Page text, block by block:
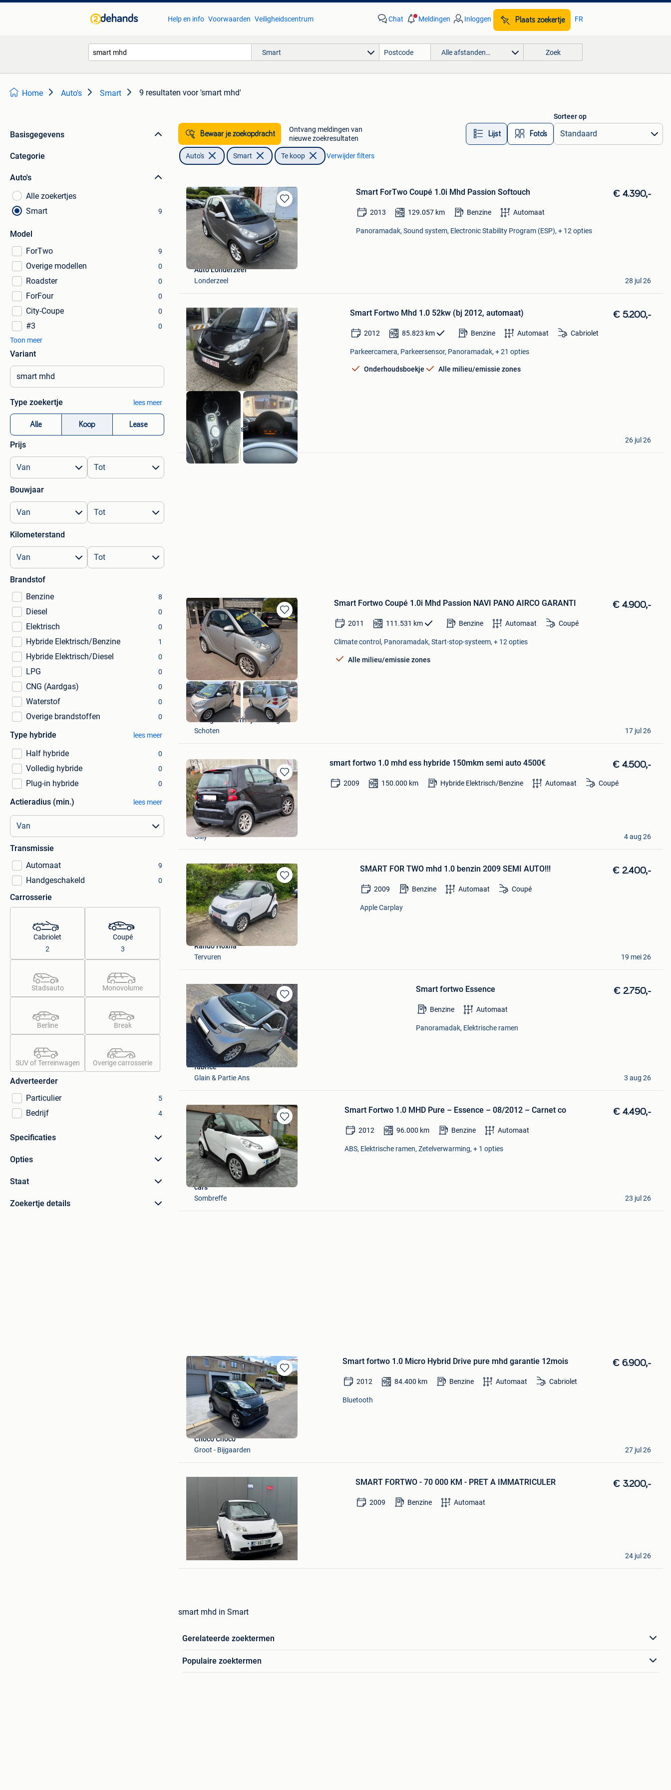
Help en info Voorwaarden Veiligheidscentrum Chat Meldingen Inloggen Plaats zoekertje FR
Smart Alle afstanden… Zoek
Home Auto's Smart 9 resultaten voor 'smart mhd'
Basisgegevens
Categorie
Auto's
Alle zoekertjes
Smart
9
Model
ForTwo
9
Overige modellen 0
Roadster 0
ForFour 0
City-Coupe 0
#3
0
Toon meer
Variant
Type zoekertje lees meer
Alle Koop Lease
Prijs
Bouwjaar
Kilometerstand
Brandstof
Benzine
8
Diesel 0
Elektrisch 0
Hybride Elektrisch/Benzine 1
Hybride Elektrisch/Diesel 0
LPG 0
CNG (Aardgas) 0
Waterstof 0
Overige brandstoffen 0
Type hybride lees meer
Half hybride 0
Volledig hybride 0
Plug-in hybride 0
Actieradius (min.) lees meer
Transmissie
Automaat
9
Handgeschakeld 0
Carrosserie
Cabriolet
2
Coupé
3
Stadsauto Monovolume
Berline Break
SUV of Terreinwagen Overige carrosserie
Adverteerder
Particulier
5
Bedrijf 4
Specificaties
Opties
Staat
Zoekertje details
Bewaar je zoekopdracht
Ontvang meldingen van
nieuwe zoekresultaten
Lijst Foto’s
Sorteer op
Auto's Smart Te koop Verwijder filters
Bewaren
in
Mijn
Favorieten
Smart ForTwo Coupé 1.0i Mhd Passion Softouch € 4.390,-
2013 129.057 km Benzine Automaat
Panoramadak, Sound system, Electronic Stability Program (ESP), + 12 opties
Auto Londerzeel
Londerzeel
28 jul 26
Mijn
Favorieten
Smart Fortwo Mhd 1.0 52kw (bj 2012, automaat) € 5.200,-
2012 85.823 km Benzine Automaat Cabriolet
Parkeercamera, Parkeersensor, Panoramadak, + 21 opties
Onderhoudsboekje Alle milieu/emissie zones
Oscars & Ras Motors
Asse
26 jul 26
Bewaren
in
Mijn
Favorieten
Smart Fortwo Coupé 1.0i Mhd Passion NAVI PANO AIRCO GARANTI € 4.900,-
2011 111.531 km Benzine Automaat Coupé
Climate control, Panoramadak, Start-stop-systeem, + 12 opties
Alle milieu/emissie zones
Garage Vanderheyden Birger
Schoten
17 jul 26
Bewaren
in
Mijn
Favorieten
smart fortwo 1.0 mhd ess hybride 150mkm semi auto 4500€ € 4.500,-
2009 150.000 km Hybride Elektrisch/Benzine Automaat Coupé
Jss
Gilly
4 aug 26
Bewaren
in
Mijn
Favorieten
SMART FOR TWO mhd 1.0 benzin 2009 SEMI AUTO!!! € 2.400,-
2009 Benzine Automaat Coupé
Apple Carplay
Rando Hoxha
Tervuren
19 mei 26
Bewaren
in
Mijn
Favorieten
Smart fortwo Essence € 2.750,-
Benzine Automaat
Panoramadak, Elektrische ramen
fabrice
Glain & Partie Ans
3 aug 26
Bewaren
in
Mijn
Favorieten
Smart Fortwo 1.0 MHD Pure – Essence – 08/2012 – Carnet co € 4.490,-
2012 96.000 km Benzine Automaat
ABS, Elektrische ramen, Zetelverwarming, + 1 opties
cars
Sombreffe
23 jul 26
Bewaren
in
Mijn
Smart fortwo 1.0 Micro Hybrid Drive pure mhd garantie 12mois € 6.900,-
2012 84.400 km Benzine Automaat Cabriolet
Bluetooth
Choco Choco
Groot - Bijgaarden
27 jul 26
SMART FORTWO - 70 000 KM - PRET A IMMATRICULER € 3.200,-
2009 Benzine Automaat
YR
Ruisbroek
24 jul 26
smart mhd in Smart
Gerelateerde zoektermen
Populaire zoektermen